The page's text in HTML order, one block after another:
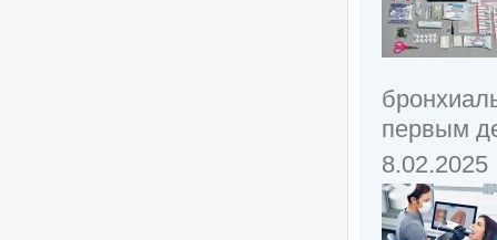
первым
8.02.2025